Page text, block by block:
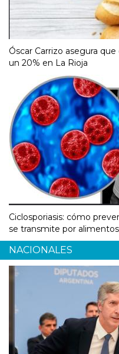
Óscar Carrizo asegura
un 20% en La Rioja
Ciclosporiasis: cómo
se transmite por
NACIONALES